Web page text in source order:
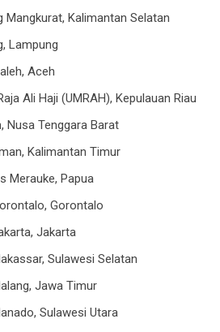
Mangkurat, Kalimantan Selatan
Lampung
Aceh
Ali Haji (UMRAH), Kepulauan Riau
Nusa Tenggara Barat
Kalimantan Timur
Merauke, Papua
Gorontalo
Jakarta
Sulawesi Selatan
Jawa Timur
Sulawesi Utara